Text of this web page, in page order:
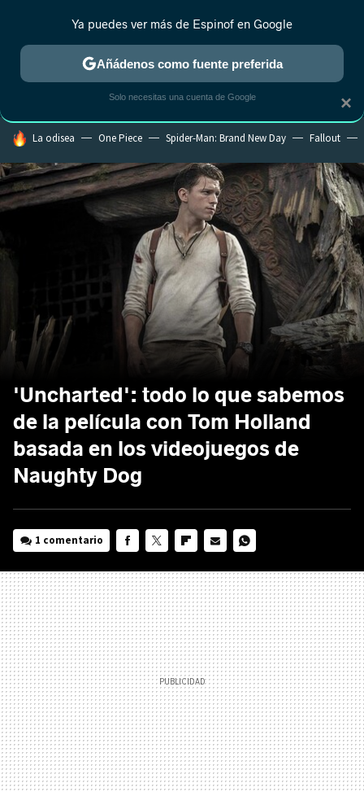
ESTRENOS REALITY ANIME RANKINGS CINE
HOY SE HABLA DE
La odisea One Piece Spider-Man: Brand New Day Fallout
'Uncharted': todo lo que sabemos
de la película con Tom Holland
basada en los videojuegos de
Naughty Dog
1 comentario
MAIL
×
Ya puedes ver más de Espinof en Google
Añádenos como fuente preferida
Solo necesitas una cuenta de Google